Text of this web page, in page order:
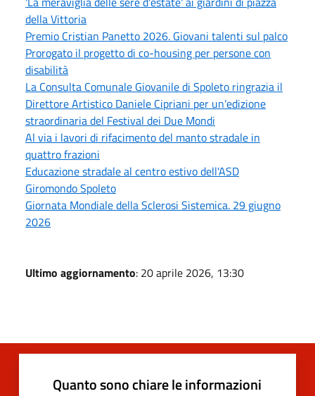
della Vittoria
Premio Cristian Panetto 2026. Giovani talenti sul palco
Prorogato il progetto di co-housing per persone con
disabilità
La Consulta Comunale Giovanile di Spoleto ringrazia il
Direttore Artistico Daniele Cipriani per un’edizione
straordinaria del Festival dei Due Mondi
Al via i lavori di rifacimento del manto stradale in
quattro frazioni
Educazione stradale al centro estivo dell'ASD
Giromondo Spoleto
Giornata Mondiale della Sclerosi Sistemica. 29 giugno
2026
Ultimo aggiornamento: 20 aprile 2026, 13:30
Quanto sono chiare le informazioni